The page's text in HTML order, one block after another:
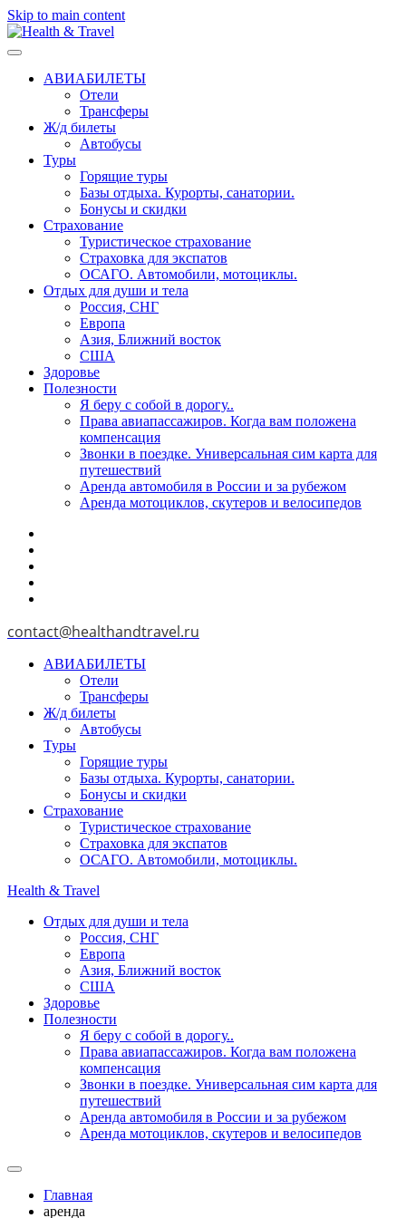
Skip to main content
АВИАБИЛЕТЫ
Отели
Трансферы
Ж/д билеты
Автобусы
Туры
Горящие туры
Базы отдыха. Курорты, санатории.
Бонусы и скидки
Страхование
Туристическое страхование
Страховка для экспатов
ОСАГО. Автомобили, мотоциклы.
Отдых для души и тела
Россия, СНГ
Европа
Азия, Ближний восток
США
Здоровье
Полезности
Я беру с собой в дорогу..
Права авиапассажиров. Когда вам положена
компенсация
Звонки в поездке. Универсальная сим карта для
путешествий
Аренда автомобиля в России и за рубежом
Аренда мотоциклов, скутеров и велосипедов
contact@healthandtravel.ru
АВИАБИЛЕТЫ
Отели
Трансферы
Ж/д билеты
Автобусы
Туры
Горящие туры
Базы отдыха. Курорты, санатории.
Бонусы и скидки
Страхование
Туристическое страхование
Страховка для экспатов
ОСАГО. Автомобили, мотоциклы.
Health & Travel
Отдых для души и тела
Россия, СНГ
Европа
Азия, Ближний восток
США
Здоровье
Полезности
Я беру с собой в дорогу..
Права авиапассажиров. Когда вам положена
компенсация
Звонки в поездке. Универсальная сим карта для
путешествий
Аренда автомобиля в России и за рубежом
Аренда мотоциклов, скутеров и велосипедов
Главная
аренда